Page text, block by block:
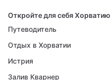
Откройте для себя Хорватию
Путеводитель
Отдых в Хорватии
Истрия
Залив Кварнер